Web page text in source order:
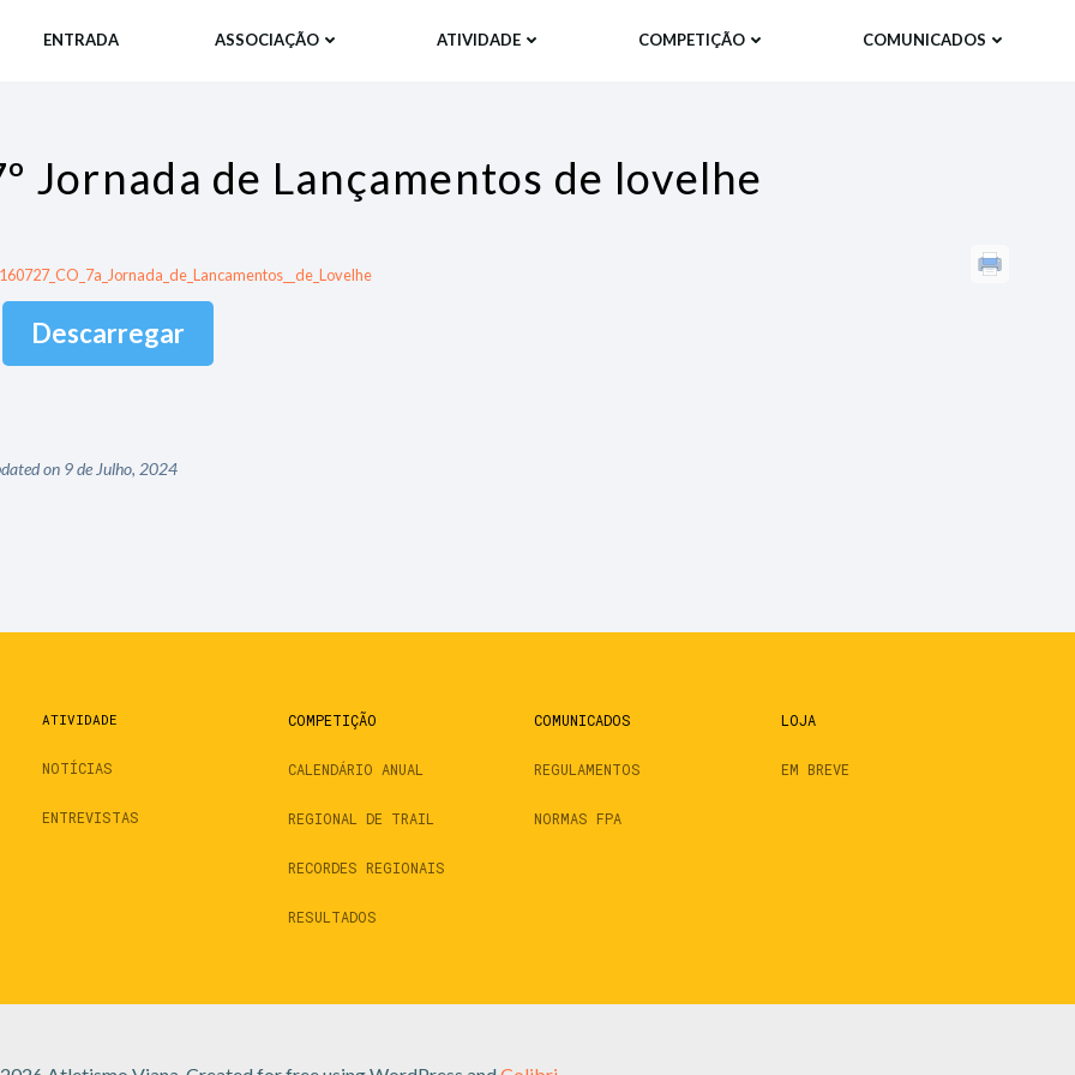
ENTRADA ASSOCIAÇÃO ATIVIDADE COMPETIÇÃO COMUNICADOS
Jornada de Lançamentos de lovelhe
Descarregar
on 9 de Julho, 2024
ATIVIDADE
NOTÍCIAS
ENTREVISTAS
COMPETIÇÃO
CALENDÁRIO ANUAL
REGIONAL DE TRAIL
RECORDES REGIONAIS
RESULTADOS
COMUNICADOS
REGULAMENTOS
NORMAS FPA
LOJA
EM BREVE